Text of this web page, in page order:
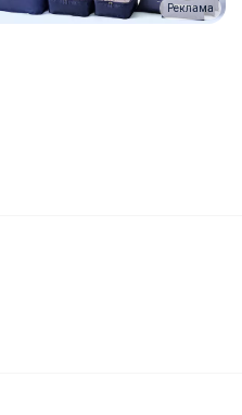
Реклама